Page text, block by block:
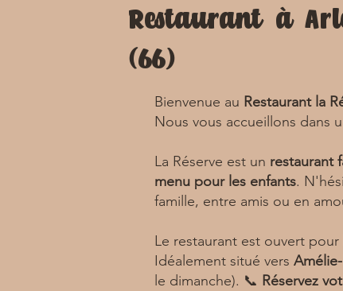
Restaurant à
(66)
Bienvenue au Restaurant la
Nous vous accueillons dans
La Réserve est un restaurant
menu pour les enfants.
famille, entre amis ou en
Le restaurant est ouvert pour l
Idéalement situé vers
le dimanche). 📞 Réservez